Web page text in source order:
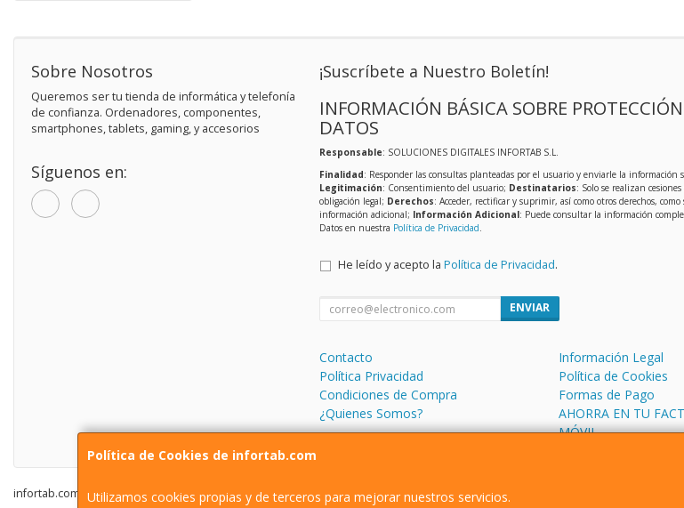
Política de Cookies de infortab.com
Utilizamos cookies propias y de terceros para mejorar nuestros servicios.
Sobre Nosotros
Queremos ser tu tienda de informática y telefonía
de confianza. Ordenadores, componentes,
smartphones, tablets, gaming, y accesorios
Síguenos en:
¡Suscríbete a Nuestro Boletín!
INFORMACIÓN BÁSICA SOBRE
DATOS
Responsable: SOLUCIONES DIGITALES INFORTAB S.L.
Finalidad: Responder las consultas planteadas por el usuario y enviarle la información
Legitimación: Consentimiento del usuario; Destinatarios: Solo se realizan
obligación legal; Derechos: Acceder, rectificar y suprimir, así como otros derechos,
información adicional; Información Adicional: Puede consultar la información
Datos en nuestra Política de Privacidad.
He leído y acepto la Política de Privacidad.
ENVIAR
Contacto
Información Legal
Política Privacidad
Política de Cookies
Condiciones de Compra
Formas de Pago
¿Quienes Somos?
AHORRA EN TU
MÓVIL
infortab.com © 2026